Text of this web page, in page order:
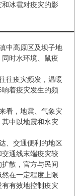
和冰雹对疫灾的影
中高原区及坝子地
时水环境、鼠疫
往疫灾频发，温暖
着疫灾发生的频
看，地震、气象灾
中以地震和水灾
、交通便利的地区
通线末端疫灾较
散，官方与民间
在一定程度上限
有效地控制疫灾